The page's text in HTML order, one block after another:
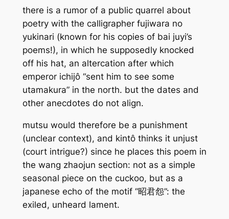
there is a rumor of a public quarrel about
poetry with the calligrapher fujiwara no
yukinari (known for his copies of bai juyi’s
poems!), in which he supposedly knocked
off his hat, an altercation after which
emperor ichijô “sent him to see some
utamakura” in the north. but the dates and
other anecdotes do not align.
mutsu would therefore be a punishment
(unclear context), and kintô thinks it unjust
(court intrigue?) since he places this poem in
the wang zhaojun section: not as a simple
seasonal piece on the cuckoo, but as a
japanese echo of the motif “昭君怨”: the
exiled, unheard lament.